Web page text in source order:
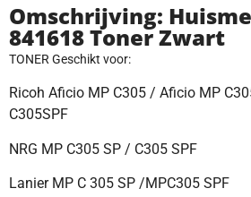
Omschrijving:
841618 Toner Zwart
TONER Geschikt voor:
Ricoh Aficio MP C305 / Aficio MP
C305SPF
NRG MP C305 SP / C305 SPF
Lanier MP C 305 SP /MPC305 SPF